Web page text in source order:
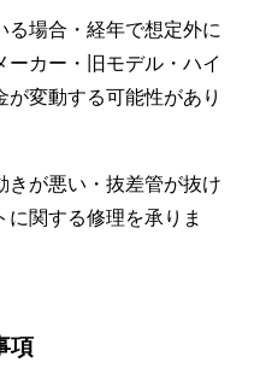
る場合・経年で想定外に
ーカー・旧モデル・ハイ
変動する可能性があり
きが悪い・抜差管が抜け
関する修理を承りま
項